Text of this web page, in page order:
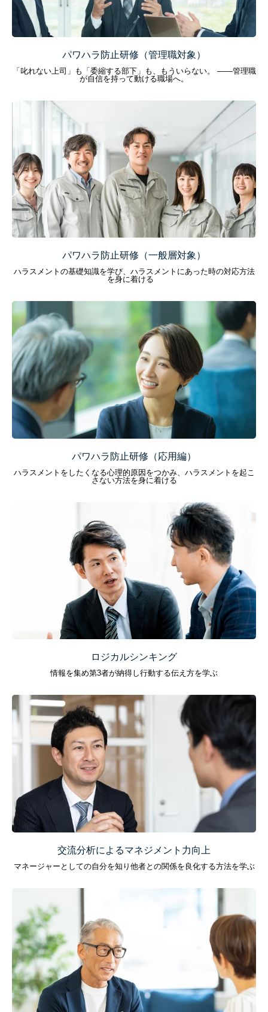
パワハラ防止研修（管理職対象）
「叱れない上司」も「委縮する部下」も、もういらない。 ——管理職
が自信を持って動ける職場へ。
パワハラ防止研修（一般層対象）
ハラスメントの基礎知識を学び、ハラスメントにあった時の対応方法
を身に着ける
パワハラ防止研修（応用編）
ハラスメントをしたくなる心理的原因をつかみ、ハラスメントを起こ
さない方法を身に着ける
ロジカルシンキング
情報を集め第3者が納得し行動する伝え方を学ぶ
交流分析によるマネジメント力向上
マネージャーとしての自分を知り他者との関係を良化する方法を学ぶ